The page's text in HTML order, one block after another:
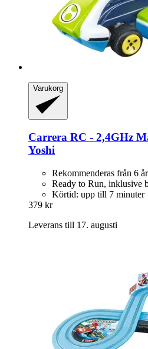
Varukorg
Carrera RC -​ 2,4GHz
Yoshi
Rekommenderas från 6 år
Ready to Run, inklusive
Körtid: upp till 7 minuter
379 kr
Leverans till 17. augusti